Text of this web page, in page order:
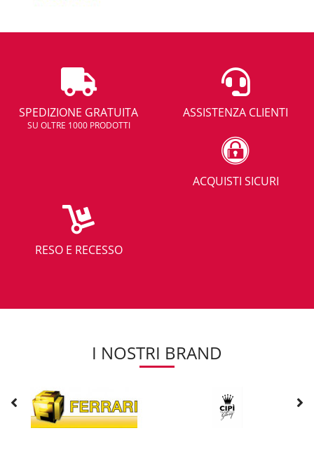
SPEDIZIONE GRATUITA
SU OLTRE 1000 PRODOTTI
ASSISTENZA CLIENTI
ACQUISTI SICURI
RESO E RECESSO
I NOSTRI BRAND